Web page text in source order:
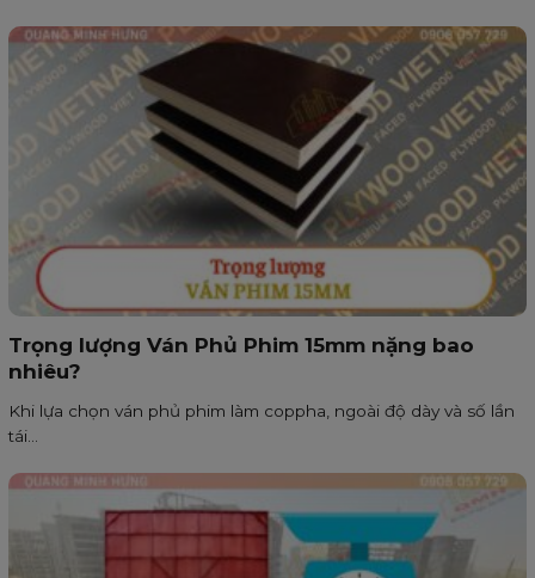
Trọng lượng Ván Phủ Phim 15mm nặng bao
nhiêu?
Khi lựa chọn ván phủ phim làm coppha, ngoài độ dày và số lần
tái...